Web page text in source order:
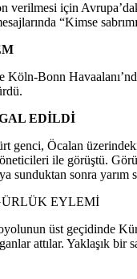
verilmesi için
“Kimse
Bonn
EDİLDİ
genci, Öcalan
ile görüştü.
sunduktan sonra
EYLEMİ
üst geçidinde
attılar. Yaklaşık bir